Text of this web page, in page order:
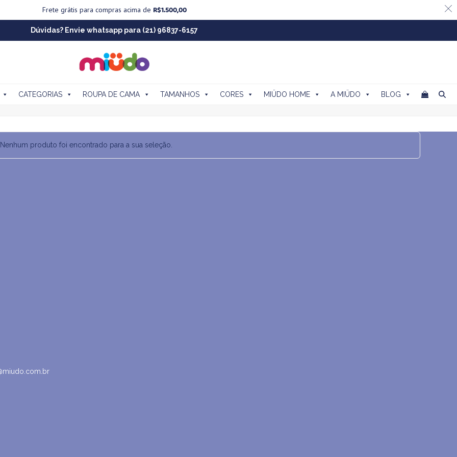
Frete grátis para compras acima de R$1.500,00
Dúvidas? Envie whatsapp para (21) 96837-6157
CATEGORIAS ROUPA DE CAMA TAMANHOS CORES MIÜDO HOME A MIÜDO
BLOG
Nenhum produto foi encontrado para a sua seleção.